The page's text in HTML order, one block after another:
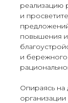
реализацию
и
повышения
и
Опираясь